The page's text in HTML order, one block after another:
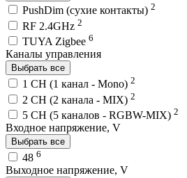
PushDim (сухие контакты) 2
RF 2.4GHz 2
TUYA Zigbee 6
Каналы управления
Выбрать все
1 CH (1 канал - Mono) 2
2 CH (2 канала - MIX) 2
5 CH (5 каналов - RGBW-MIX) 2
Входное напряжение, V
Выбрать все
48 6
Выходное напряжение, V